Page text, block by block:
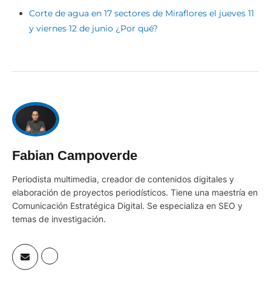
Corte de agua en 17 sectores de Miraflores el jueves 11
y viernes 12 de junio ¿Por qué?
Fabian Campoverde
Periodista multimedia, creador de contenidos digitales y
elaboración de proyectos periodísticos. Tiene una maestría en
Comunicación Estratégica Digital. Se especializa en SEO y
temas de investigación.